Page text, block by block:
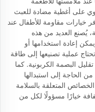
على أغطية مضادة للعبث
خيارات مقاومة للأطفال عند
يُصنع العديد من هذه
إعادة استخدامها أو
عملية تصنيعها إلى طاقة
البصمة الكربونية. كما
الحاجة إلى استبدالها
المتعلقة بالسلامة
خيارًا مسؤولًا لكل من